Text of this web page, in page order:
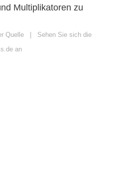
Multiplikatoren zu
Quelle
Sehen Sie sich die
an